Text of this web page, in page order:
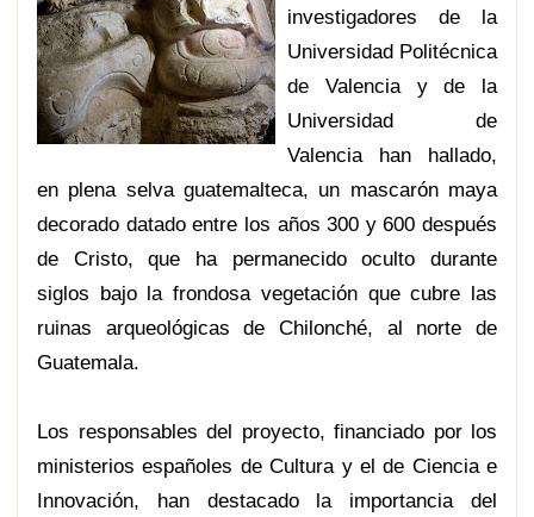
investigadores de la
Universidad Politécnica
de Valencia y de la
Universidad de
Valencia han hallado,
en plena selva guatemalteca, un mascarón maya
decorado datado entre los años 300 y 600 después
de Cristo, que ha permanecido oculto durante
siglos bajo la frondosa vegetación que cubre las
ruinas arqueológicas de Chilonché, al norte de
Guatemala.
Los responsables del proyecto, financiado por los
ministerios españoles de Cultura y el de Ciencia e
Innovación, han destacado la importancia del